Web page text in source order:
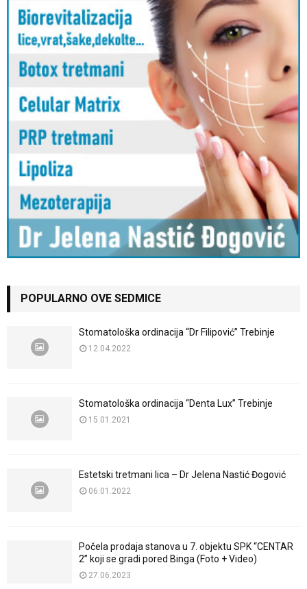
POPULARNO OVE SEDMICE
Stomatološka ordinacija “Dr Filipović” Trebinje
12.04.2022
Stomatološka ordinacija “Denta Lux” Trebinje
15.01.2021
Estetski tretmani lica – Dr Jelena Nastić Đogović
06.01.2022
Počela prodaja stanova u 7. objektu SPK “CENTAR
2” koji se gradi pored Binga (Foto + Video)
27.06.2023